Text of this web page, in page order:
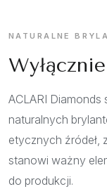
NATURALNE
ACLARI Diamonds
naturalnych
etycznych źródeł,
stanowi ważny
do produkcji.